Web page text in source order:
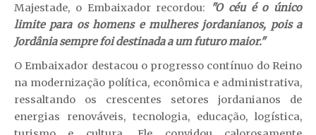
Majestade, o Embaixador recordou:
"O céu é o único
limite para os homens e mulheres jordanianos, pois a
Jordânia sempre foi destinada a um futuro maior."
O Embaixador destacou o progresso contínuo do Reino
na modernização política, econômica e administrativa,
ressaltando os crescentes setores jordanianos de
energias renováveis, tecnologia, educação, logística,